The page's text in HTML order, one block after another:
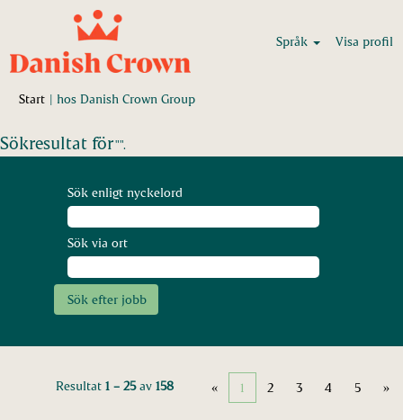
Språk Visa profil
Start | hos Danish Crown Group(aktuell
Sökresultat för"".
Sök enligt nyckelord
Sök via ort
Resultat 1 – 25av 158 « 1 2 3 4 5 »